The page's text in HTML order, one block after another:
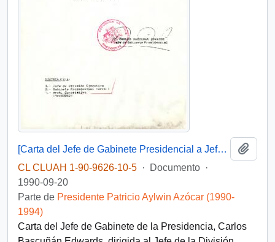
[Carta del Jefe de Gabinete Presidencial a Jefe de la División Ejecutiva, Isidro Solís]
CL CLUAH 1-90-9626-10-5 · Documento ·
1990-09-20
Parte de Presidente Patricio Aylwin Azócar (1990-
1994)
Carta del Jefe de Gabinete de la Presidencia, Carlos